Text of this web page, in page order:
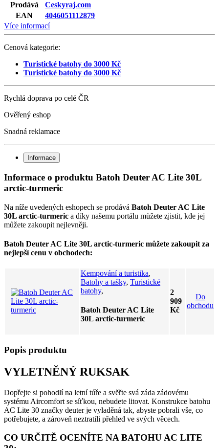
Prodává
Ceskyraj.com
EAN
4046051112879
Více informací
Cenová kategorie:
Turistické batohy do 3000 Kč
Turistické batohy do 3000 Kč
Rychlá doprava po celé ČR
Ověřený eshop
Snadná reklamace
Informace
Informace o produktu Batoh Deuter AC Lite 30L
arctic-turmeric
Na níže uvedených eshopech se prodává Batoh Deuter AC Lite
30L arctic-turmeric a díky našemu portálu můžete zjistit, kde jej
můžete zakoupit nejlevněji.
Batoh Deuter AC Lite 30L arctic-turmeric můžete zakoupit za
nejlepší cenu v obchodech:
Kempování a turistika,
Batohy a tašky, Turistické
batohy,
Batoh Deuter AC Lite
30L arctic-turmeric
2
909
Kč
Do
obchodu
Popis produktu
VYLETNĚNÝ RUKSAK
Dopřejte si pohodlí na letní túře a svěřte svá záda zádovému
systému Aircomfort se síťkou, nebudete litovat. Konstrukce batohu
AC Lite 30 značky deuter je vyladěná tak, abyste pobrali vše, co
potřebujete, a zároveň neztratili přehled ve svých věcech.
CO URČITĚ OCENÍTE NA BATOHU AC LITE